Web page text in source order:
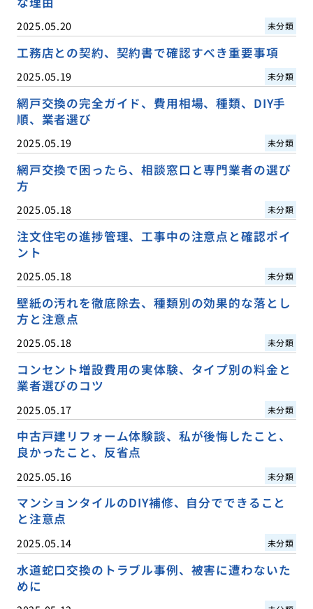
2025.05.20 未分類
工務店との契約、契約書で確認すべき重要事項
2025.05.19 未分類
網戸交換の完全ガイド、費用相場、種類、DIY手
順、業者選び
2025.05.19 未分類
網戸交換で困ったら、相談窓口と専門業者の選び
方
2025.05.18 未分類
注文住宅の進捗管理、工事中の注意点と確認ポイ
ント
2025.05.18 未分類
壁紙の汚れを徹底除去、種類別の効果的な落とし
方と注意点
2025.05.18 未分類
コンセント増設費用の実体験、タイプ別の料金と
業者選びのコツ
2025.05.17 未分類
中古戸建リフォーム体験談、私が後悔したこと、
良かったこと、反省点
2025.05.16 未分類
マンションタイルのDIY補修、自分でできること
と注意点
2025.05.14 未分類
水道蛇口交換のトラブル事例、被害に遭わないた
めに